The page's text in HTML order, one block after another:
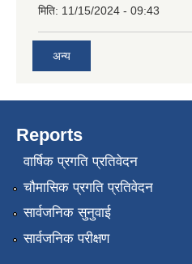
मिति: 11/15/2024 - 09:43
अन्य
Reports
वार्षिक प्रगति प्रतिवेदन
चौमासिक प्रगति प्रतिवेदन
सार्वजनिक सुनुवाई
सार्वजनिक परीक्षण